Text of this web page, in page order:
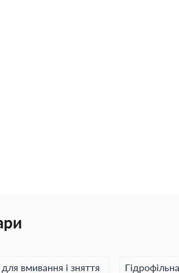
вмивання і зняття